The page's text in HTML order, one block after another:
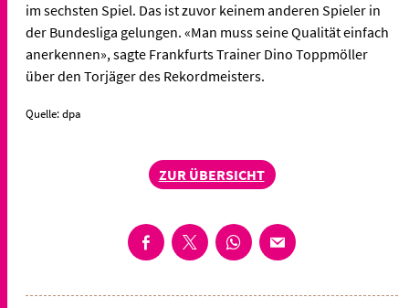
im sechsten Spiel. Das ist zuvor keinem anderen Spieler in
der Bundesliga gelungen. «Man muss seine Qualität einfach
anerkennen», sagte Frankfurts Trainer Dino Toppmöller
über den Torjäger des Rekordmeisters.
Quelle: dpa
ZUR ÜBERSICHT